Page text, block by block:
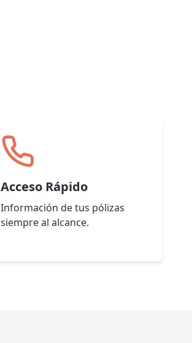
Acceso Rápido
Información de tus pólizas
siempre al alcance.